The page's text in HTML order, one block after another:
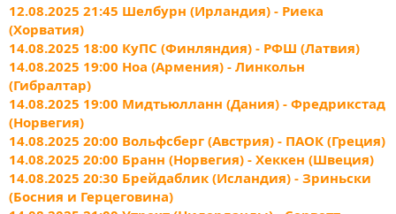
12.08.2025 21:45 Шелбурн (Ирландия) - Риека
(Хорватия)
14.08.2025 18:00 КуПС (Финляндия) - РФШ (Латвия)
14.08.2025 19:00 Ноа (Армения) - Линкольн
(Гибралтар)
14.08.2025 19:00 Мидтьюлланн (Дания) - Фредрикстад
(Норвегия)
14.08.2025 20:00 Вольфсберг (Австрия) - ПАОК (Греция)
14.08.2025 20:00 Бранн (Норвегия) - Хеккен (Швеция)
14.08.2025 20:30 Брейдаблик (Исландия) - Зриньски
(Босния и Герцеговина)